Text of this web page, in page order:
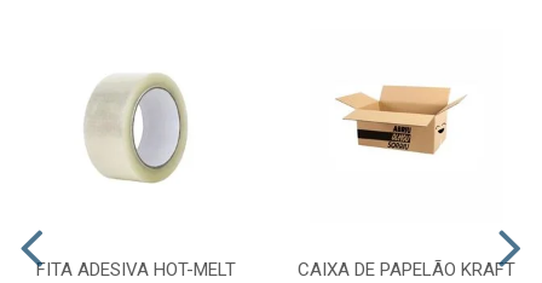
FITA ADESIVA HOT-MELT
CAIXA DE PAPELÃO KRAFT